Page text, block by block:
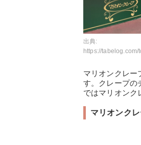
出典:
https://tabelog.com/
マリオンクレー
す。クレープの
ではマリオンク
マリオンク